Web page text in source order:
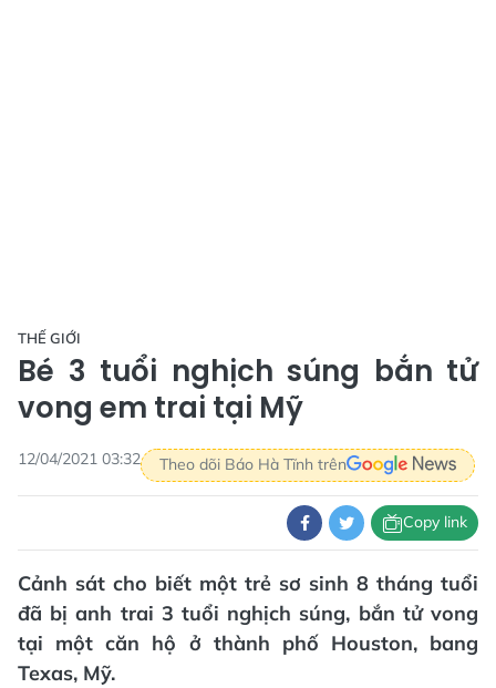
THẾ GIỚI
Bé 3 tuổi nghịch súng bắn tử
vong em trai tại Mỹ
12/04/2021 03:32 Theo dõi Báo Hà Tĩnh trên
Copy link
Cảnh sát cho biết một trẻ sơ sinh 8 tháng tuổi
đã bị anh trai 3 tuổi nghịch súng, bắn tử vong
tại một căn hộ ở thành phố Houston, bang
Texas, Mỹ.